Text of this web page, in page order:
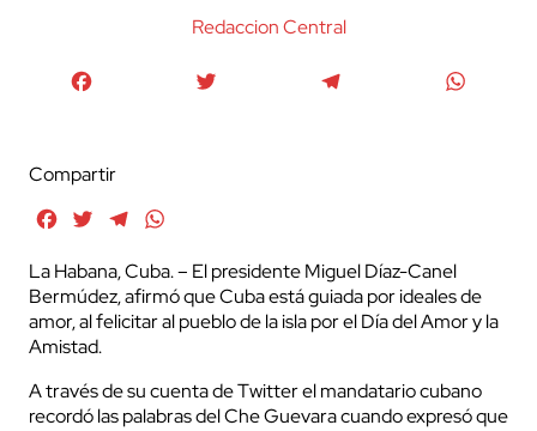
Redaccion Central
Compartir
FacebookTwitterTelegram
La Habana, Cuba. – El presidente Miguel Díaz-Canel
Bermúdez, afirmó que Cuba está guiada por ideales de
amor, al felicitar al pueblo de la isla por el Día del Amor y la
Amistad.
A través de su cuenta de Twitter el mandatario cubano
recordó las palabras del Che Guevara cuando expresó que